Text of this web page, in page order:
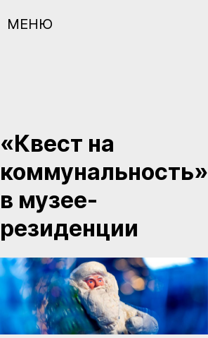
МЕНЮ
«Квест на
коммунальность»
в музее-
резиденции